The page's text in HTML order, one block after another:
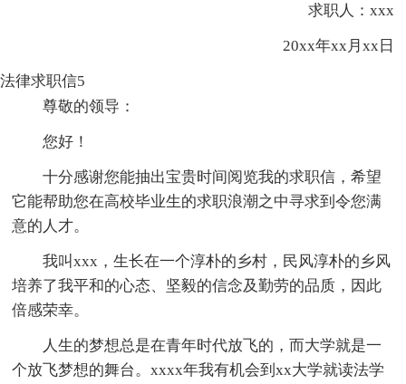
求职人：xxx
20xx年xx月xx日
法律求职信5
尊敬的领导：
您好！
十分感谢您能抽出宝贵时间阅览我的求职信，希望
它能帮助您在高校毕业生的求职浪潮之中寻求到令您满
意的人才。
我叫xxx，生长在一个淳朴的乡村，民风淳朴的乡风
培养了我平和的心态、坚毅的信念及勤劳的品质，因此
倍感荣幸。
人生的梦想总是在青年时代放飞的，而大学就是一
个放飞梦想的舞台。xxxx年我有机会到xx大学就读法学